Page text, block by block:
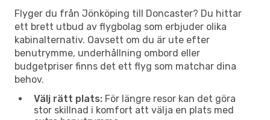
Flyger du från Jönköping till Doncaster? Du hittar
ett brett utbud av flygbolag som erbjuder olika
kabinalternativ. Oavsett om du är ute efter
benutrymme, underhållning ombord eller
budgetpriser finns det ett flyg som matchar dina
behov.
Välj rätt plats: För längre resor kan det göra
stor skillnad i komfort att välja en plats med